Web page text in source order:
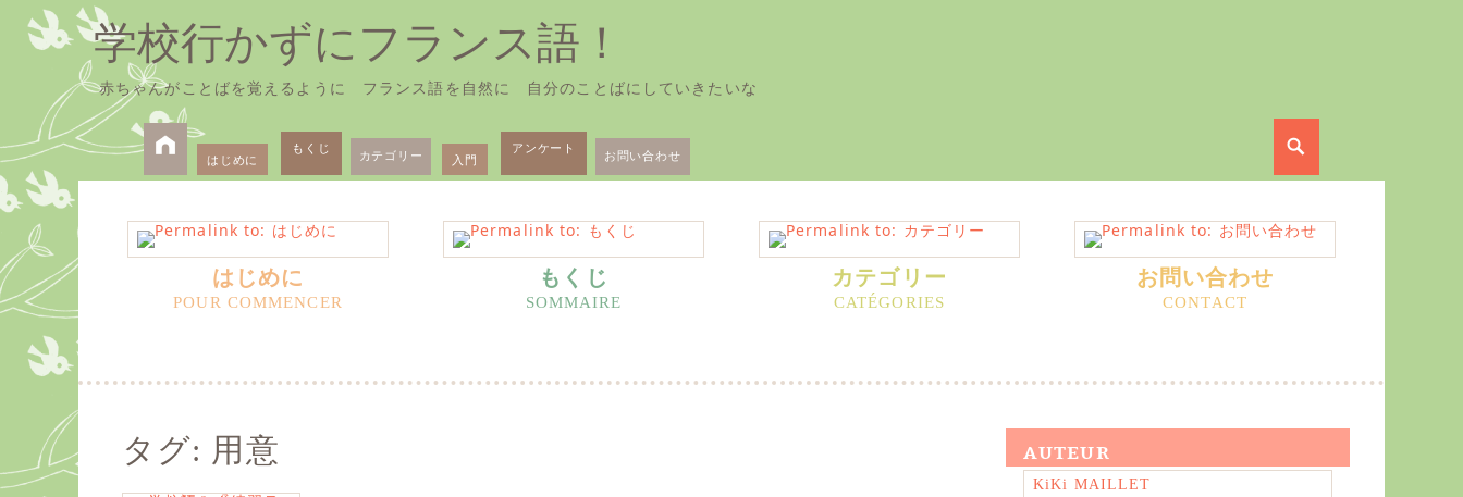
学校行かずにフランス語！
赤ちゃんがことばを覚えるように フランス語を自然に 自分のことばにしていきたいな
Primary
Menu
Skip
to
content
はじめに
もくじ カテゴリー 入門
アンケート お問い合わせ
はじめに もくじ カテゴリー お問い合わせ
タグ: 用意 AUTEUR
KiKi MAILLET